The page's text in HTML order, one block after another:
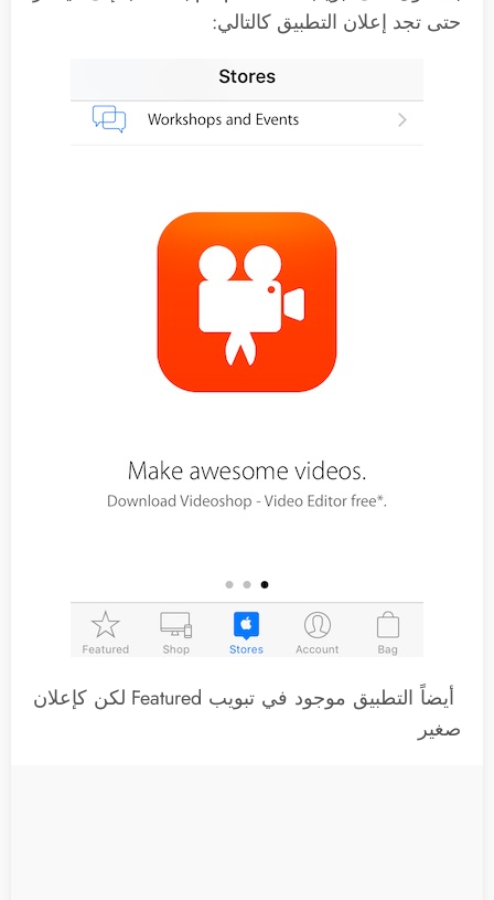
حتى تجد إعلان التطبيق كالتالي:
أيضاً التطبيق موجود في تبويب Featured لكن كإعلان
صغير